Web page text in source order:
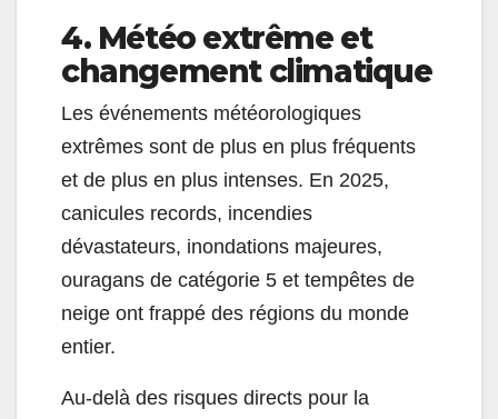
4. Météo extrême et
changement climatique
Les événements météorologiques
extrêmes sont de plus en plus fréquents
et de plus en plus intenses. En 2025,
canicules records, incendies
dévastateurs, inondations majeures,
ouragans de catégorie 5 et tempêtes de
neige ont frappé des régions du monde
entier.
Au-delà des risques directs pour la